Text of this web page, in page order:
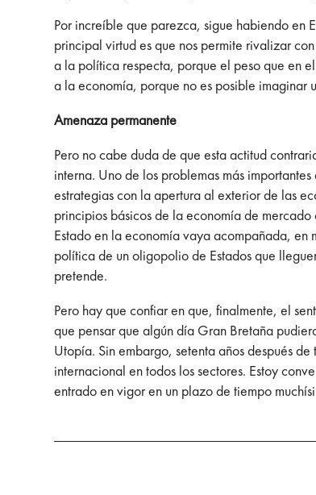
Por increíble que parezca, sigue habiendo en
principal virtud es que nos permite rivalizar
a la política respecta, porque el peso que en
a la economía, porque no es posible imaginar
Amenaza permanente
Pero no cabe duda de que esta actitud
interna. Uno de los problemas más
estrategias con la apertura al exterior de las
principios básicos de la economía de
Estado en la economía vaya acompañada,
política de un oligopolio de Estados que
pretende.
Pero hay que confiar en que, finalmente, el
que pensar que algún día Gran Bretaña
Utopía. Sin embargo, setenta años después
internacional en todos los sectores. Estoy
entrado en vigor en un plazo de tiempo